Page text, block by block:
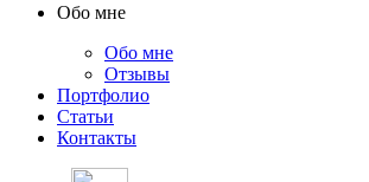
Обо мне
Обо мне
Отзывы
Портфолио
Статьи
Контакты